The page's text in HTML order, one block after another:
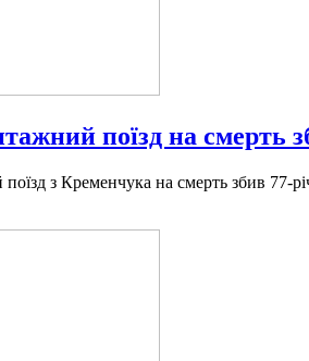
поїзд на смерть
з Кременчука на смерть збив 77-